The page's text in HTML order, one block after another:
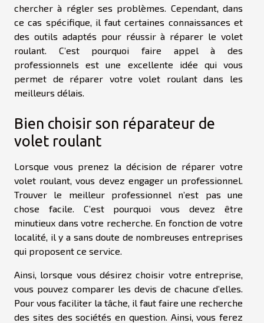
chercher à régler ses problèmes. Cependant, dans
ce cas spécifique, il faut certaines connaissances et
des outils adaptés pour réussir à réparer le volet
roulant. C’est pourquoi faire appel à des
professionnels est une excellente idée qui vous
permet de réparer votre volet roulant dans les
meilleurs délais.
Bien choisir son réparateur de
volet roulant
Lorsque vous prenez la décision de réparer votre
volet roulant, vous devez engager un professionnel.
Trouver le meilleur professionnel n’est pas une
chose facile. C’est pourquoi vous devez être
minutieux dans votre recherche. En fonction de votre
localité, il y a sans doute de nombreuses entreprises
qui proposent ce service.
Ainsi, lorsque vous désirez choisir votre entreprise,
vous pouvez comparer les devis de chacune d’elles.
Pour vous faciliter la tâche, il faut faire une recherche
des sites des sociétés en question. Ainsi, vous ferez